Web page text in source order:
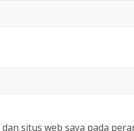
dan situs web saya pada